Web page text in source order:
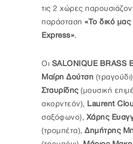
τις 2 χώρες
παράσταση «Το δικό
Express».
Οι SALONIQUE BRASS
Μαίρη Δούτση
Σταυρίδης(μουσική
ακορντεόν), Laurent
σαξόφωνο), Χάρης
(τρομπέτα), Δημήτρης